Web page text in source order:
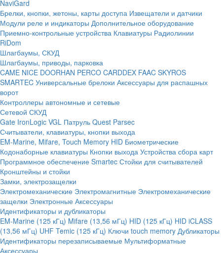
NaviGard
Брелки, кнопки, жетоны, карты доступа Извещатели и датчики
Модули реле и индикаторы Дополнительное оборудование
Приемно-контрольные устройства Клавиатуры Радиолинии
RiDom
Шлагбаумы, СКУД
Шлагбаумы, приводы, парковка
CAME NICE DOORHAN PERCO CARDDEX FAAC SKYROS
SMARTEC Универсальные брелоки Аксессуары для распашных
ворот
Контроллеры автономные и сетевые
Сетевой СКУД
Gate IronLogic VGL Патруль Quest Parsec
Считыватели, клавиатуры, кнопки выхода
EM-Marine, Mifare, Touch Memory HID Биометрические
Кодонаборные клавиатуры Кнопки выхода Устройства сбора карт
Программное обеспечение Smartec Стойки для считывателей
Кронштейны и стойки
Замки, электрозащелки
Электромеханические Электромагнитные Электромеханические
защелки Электронные Аксессуары
Идентификаторы и дубликаторы
EM-Marine (125 кГц) Mifare (13,56 мГц) HID (125 кГц) HID iCLASS
(13,56 мГц) UHF Temic (125 кГц) Ключи touch memory Дубликаторы
Идентификаторы перезаписываемые Мультиформатные
Аксессуары